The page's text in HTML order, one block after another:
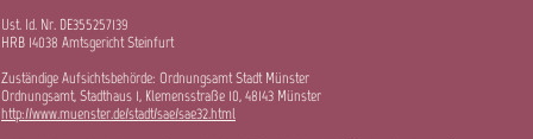
Ust. Id. Nr. DE355257139
HRB 14038 Amtsgericht Steinfurt
Zuständige Aufsichtsbehörde: Ordnungsamt Stadt Münster
Ordnungsamt, Stadthaus 1, Klemensstraße 10, 48143 Münster
http://www.muenster.de/stadt/sae/sae32.html